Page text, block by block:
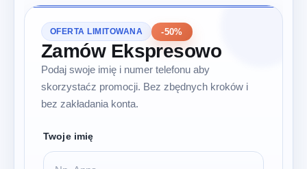
OFERTA LIMITOWANA -50%
Zamów Ekspresowo
Podaj swoje imię i numer telefonu aby
skorzystaćz promocji. Bez zbędnych kroków i
bez zakładania konta.
Twoje imię